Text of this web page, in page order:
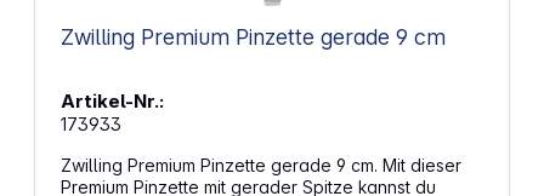
Zwilling Premium Pinzette gerade 9 cm
Artikel-Nr.:
173933
Zwilling Premium Pinzette gerade 9 cm. Mit dieser
Premium Pinzette mit gerader Spitze kannst du